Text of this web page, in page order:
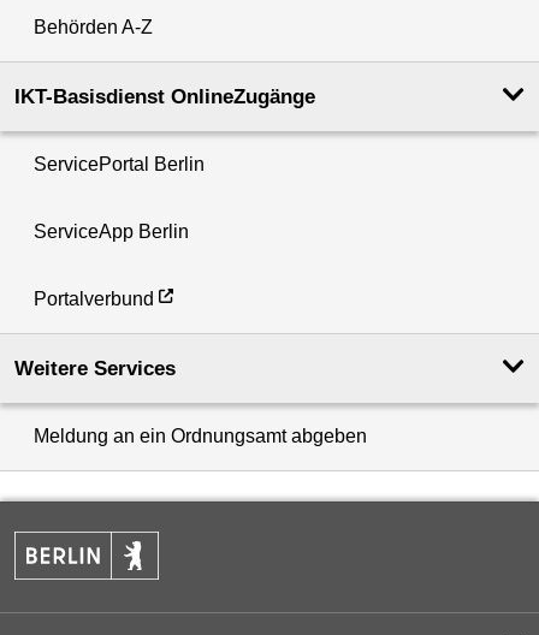
Behörden A-Z
IKT-Basisdienst OnlineZugänge
ServicePortal Berlin
ServiceApp Berlin
Portalverbund
Weitere Services
Meldung an ein Ordnungsamt abgeben